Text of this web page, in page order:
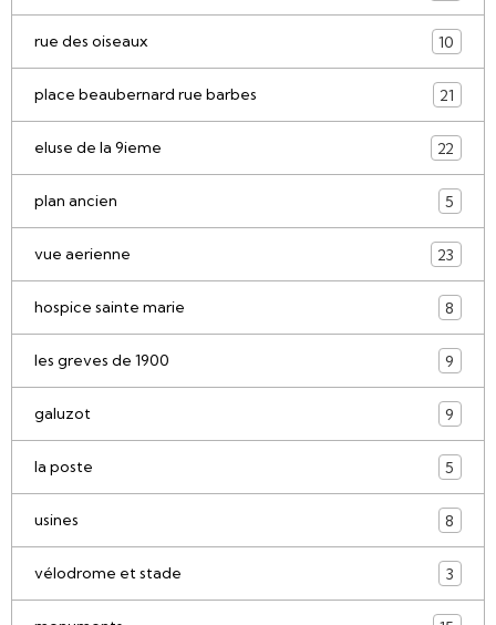
rue des oiseaux 10
place beaubernard rue barbes 21
eluse de la 9ieme 22
plan ancien 5
vue aerienne 23
hospice sainte marie 8
les greves de 1900 9
galuzot 9
la poste 5
usines 8
vélodrome et stade 3